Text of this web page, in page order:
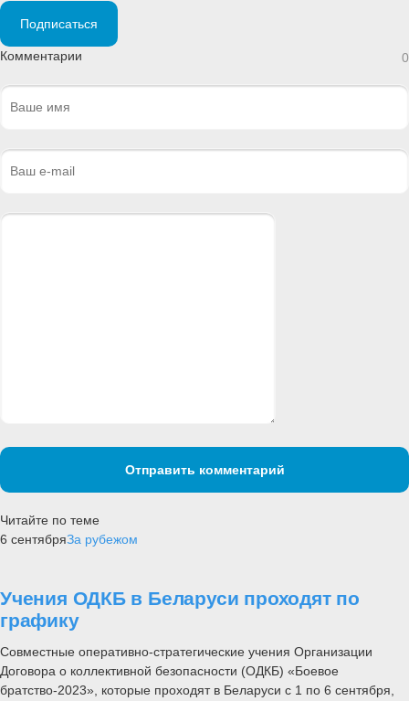
Подписаться
Комментарии 0
Отправить комментарий
Читайте по теме
6 сентябряЗа рубежом
Учения ОДКБ в Беларуси проходят по
графику
Совместные оперативно-стратегические учения Организации
Договора о коллективной безопасности (ОДКБ) «Боевое
братство-2023», которые проходят в Беларуси с 1 по 6 сентября,